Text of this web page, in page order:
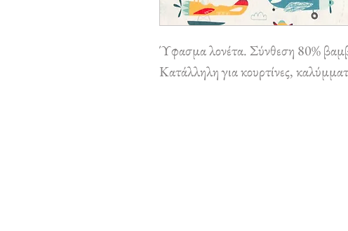
Ύφασμα λονέτα. Σύνθεση 80%
Κατάλληλη για κουρτίνες,